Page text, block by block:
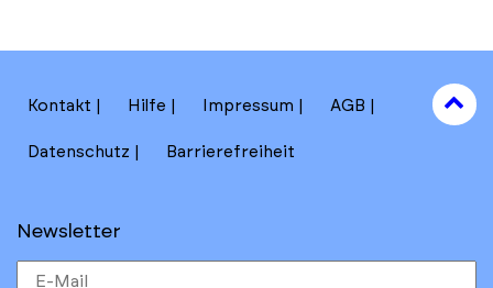
Kontakt Hilfe Impressum AGB
Datenschutz Barrierefreiheit
Newsletter
to
top